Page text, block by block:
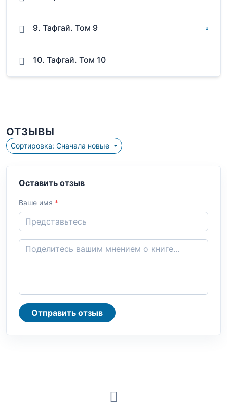
9. Тафгай. Том 9
10. Тафгай. Том 10
ОТЗЫВЫ
Сортировка: Сначала новые
Оставить отзыв
Ваше имя *
Отправить отзыв